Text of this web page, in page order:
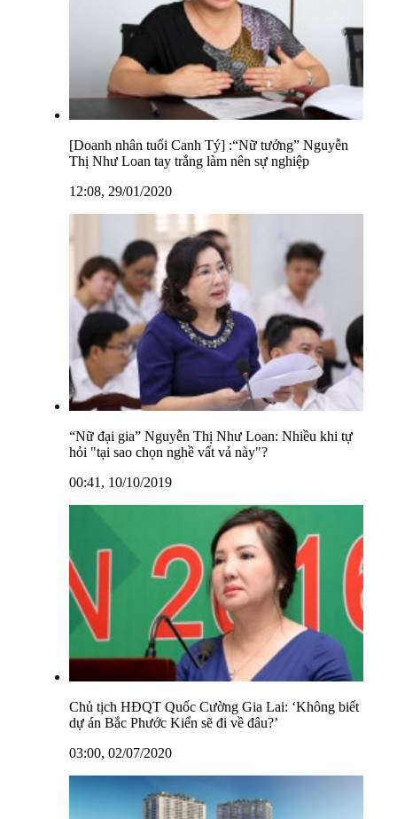
[Doanh nhân tuổi Canh Tý] :“Nữ tướng” Nguyễn
Thị Như Loan tay trắng làm nên sự nghiệp
12:08, 29/01/2020
“Nữ đại gia” Nguyễn Thị Như Loan: Nhiều khi tự
hỏi "tại sao chọn nghề vất vả này"?
00:41, 10/10/2019
Chủ tịch HĐQT Quốc Cường Gia Lai: ‘Không biết
dự án Bắc Phước Kiển sẽ đi về đâu?’
03:00, 02/07/2020